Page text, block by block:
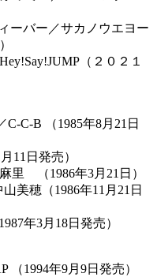
ーバー／サカノウエヨー
（２０２１
C-B （1985年8月21日
11日発売）
里 （1986年3月21日）
美穂（1986年11月21日
年3月18日発売）
（1994年9月9日発売）